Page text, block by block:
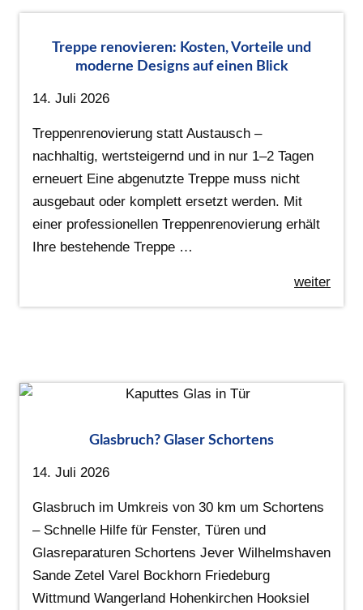
Treppe renovieren: Kosten, Vorteile und
moderne Designs auf einen Blick
14. Juli 2026
Treppenrenovierung statt Austausch –
nachhaltig, wertsteigernd und in nur 1–2 Tagen
erneuert Eine abgenutzte Treppe muss nicht
ausgebaut oder komplett ersetzt werden. Mit
einer professionellen Treppenrenovierung erhält
Ihre bestehende Treppe …
weiter
Glasbruch? Glaser Schortens
14. Juli 2026
Glasbruch im Umkreis von 30 km um Schortens
– Schnelle Hilfe für Fenster, Türen und
Glasreparaturen Schortens Jever Wilhelmshaven
Sande Zetel Varel Bockhorn Friedeburg
Wittmund Wangerland Hohenkirchen Hooksiel